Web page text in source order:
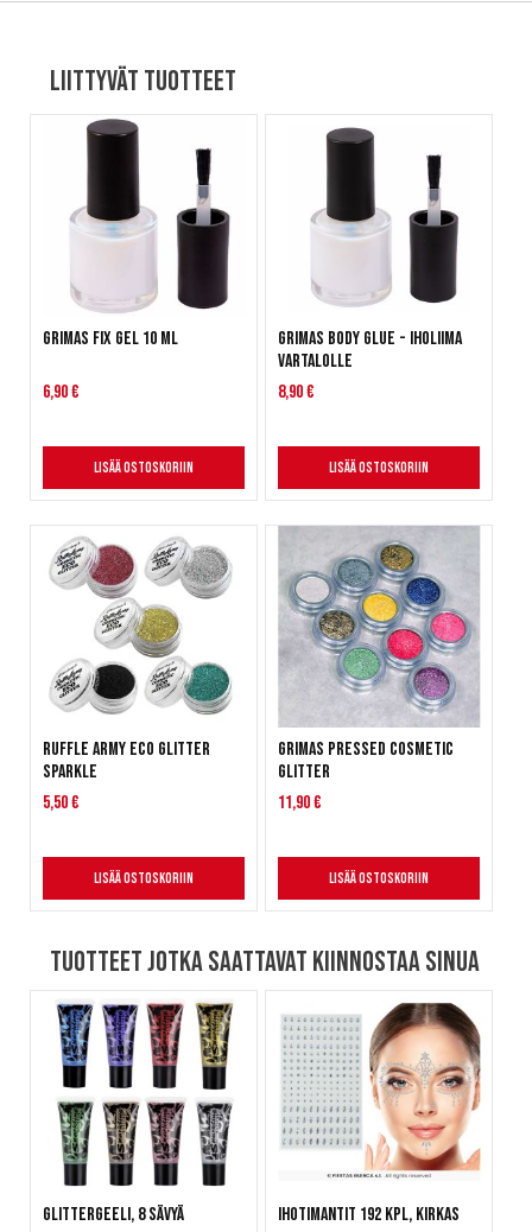
Liittyvät tuotteet
Grimas Fix Gel 10 ml
6,90 €
Lisää ostoskoriin
Grimas Body Glue - Iholiima
vartalolle
8,90 €
Lisää ostoskoriin
Ruffle Army Eco Glitter
Sparkle
5,50 €
Lisää ostoskoriin
Grimas Pressed Cosmetic
Glitter
11,90 €
Lisää ostoskoriin
Tuotteet jotka saattavat kiinnostaa sinua
Glittergeeli, 8 sävyä Ihotimantit 192 kpl, kirkas